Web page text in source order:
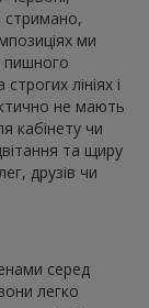
стримано,
ми
пишного
лініях і
не мають
кабінету чи
та щиру
друзів чи
серед
легко